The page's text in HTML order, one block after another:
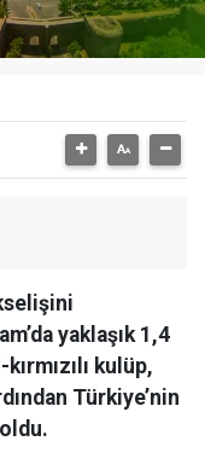
yaklaşık 1,4
kulüp,
Türkiye’nin